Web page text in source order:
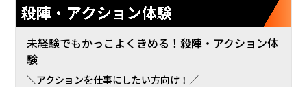
未経験でもかっこよくきめる！殺陣・アクション体
験
＼アクションを仕事にしたい方向け！／